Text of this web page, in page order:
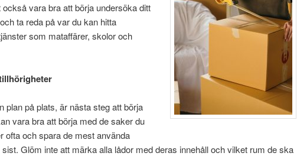
också vara bra att börja undersöka ditt
ta reda på var du kan hitta
som mataffärer, skolor och
plan på plats, är nästa steg att börja
vara bra att börja med de saker du
ofta och spara de mest använda
Glöm inte att märka alla lådor med deras innehåll och vilket rum de ska